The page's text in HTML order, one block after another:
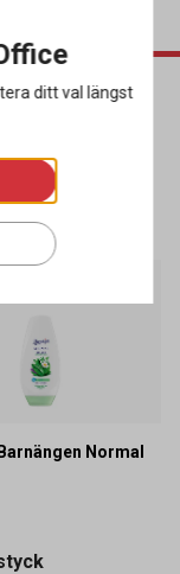
Normal
ditt val längst